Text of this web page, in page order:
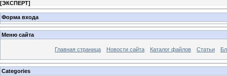
[ЭКСПЕРТ]
Форма входа
Меню сайта
Главная страница Новости сайта Каталог файлов Статьи
Categories